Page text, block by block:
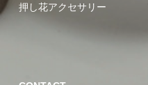
押し花アクセサリー